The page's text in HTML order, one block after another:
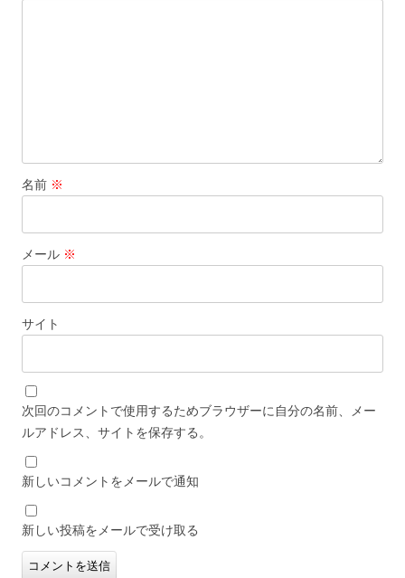
名前 ※
メール ※
サイト
次回のコメントで使用するためブラウザーに自分の名前、メー
ルアドレス、サイトを保存する。
新しいコメントをメールで通知
新しい投稿をメールで受け取る